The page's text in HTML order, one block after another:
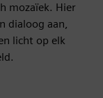
mozaïek. Hier
dialoog aan,
licht op elk